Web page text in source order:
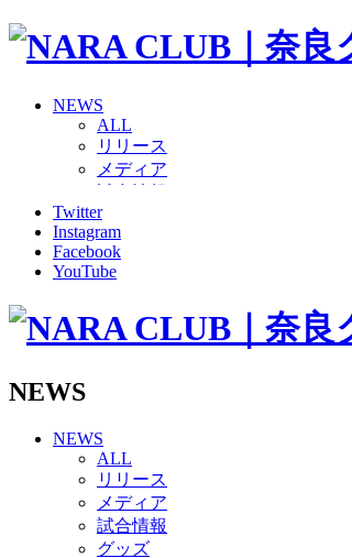
NEWS
ALL
リリース
メディア
グッズ
ファンコミュニティ
普及・育成
ホームタウン
その他
バモス
チアダンススクール
ボランティアチーム「volundeer」
ビクトリーロード
HOMEGAME
Twitter
Instagram
Facebook
YouTube
NEWS
NEWS
ALL
リリース
メディア
試合情報
グッズ